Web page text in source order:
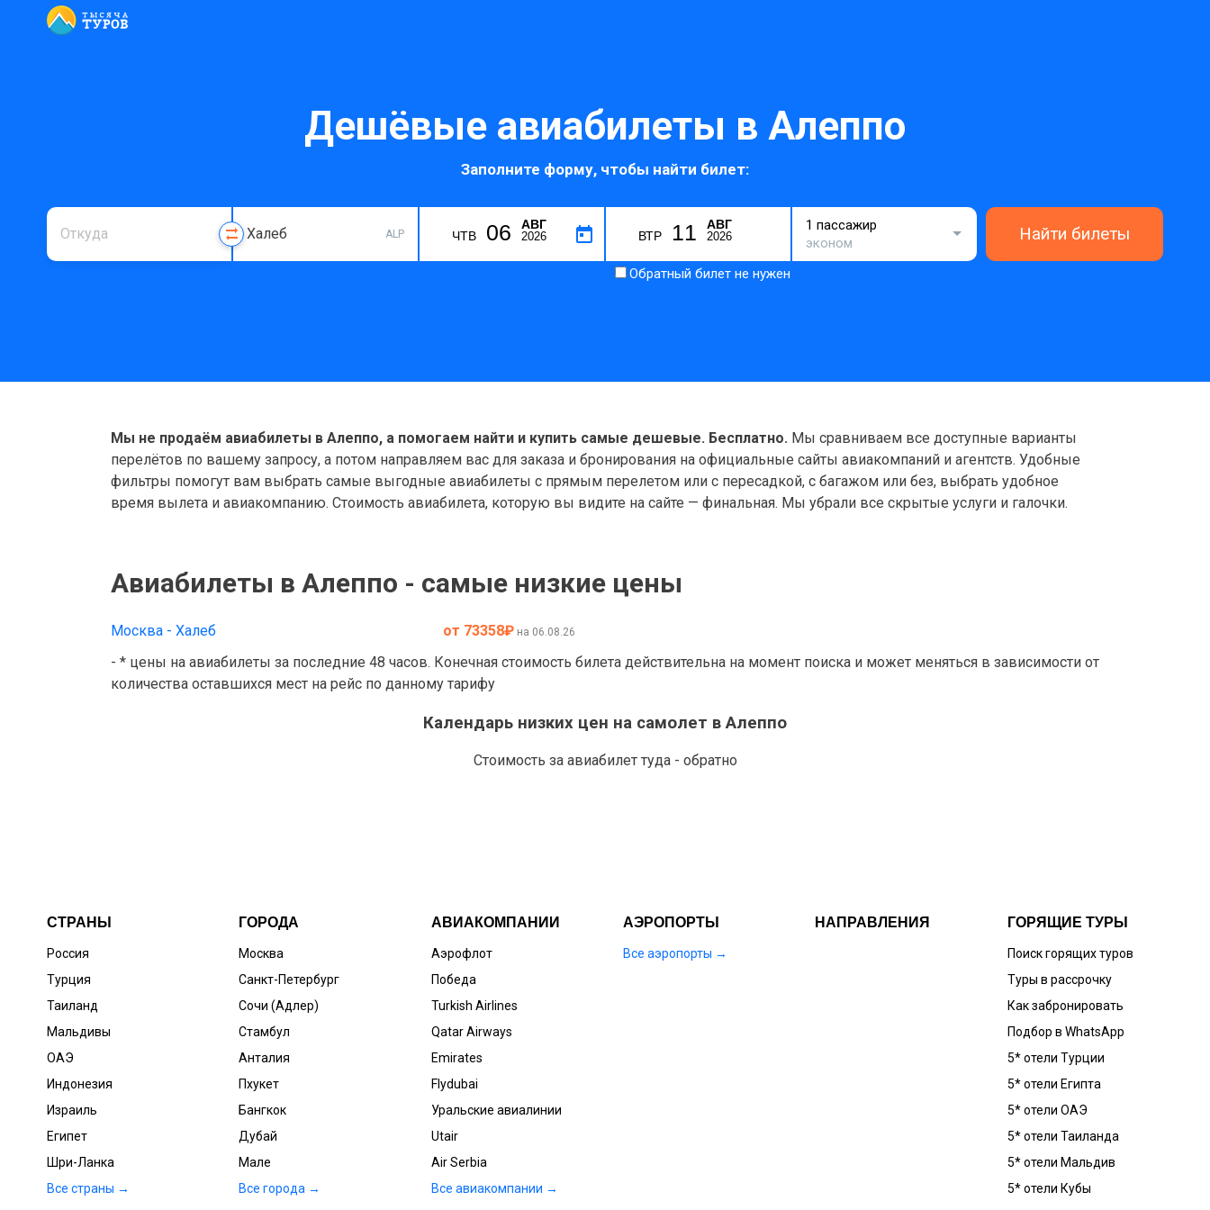
Дешёвые авиабилеты в Алеппо
Заполните форму, чтобы найти билет:
ALP ЧТВ 06 АВГ
2026 ВТР 11 АВГ
2026
1 пассажир
эконом
Найти билеты
Обратный билет не нужен
Мы не продаём авиабилеты в Алеппо, а помогаем найти и купить самые дешевые. Бесплатно. Мы сравниваем все доступные варианты
перелётов по вашему запросу, а потом направляем вас для заказа и бронирования на официальные сайты авиакомпаний и агентств. Удобные
фильтры помогут вам выбрать самые выгодные авиабилеты с прямым перелетом или с пересадкой, с багажом или без, выбрать удобное
время вылета и авиакомпанию. Стоимость авиабилета, которую вы видите на сайте — финальная. Мы убрали все скрытые услуги и галочки.
Авиабилеты в Алеппо - самые низкие цены
Москва - Халеб от 73358₽ на 06.08.26
- * цены на авиабилеты за последние 48 часов. Конечная стоимость билета действительна на момент поиска и может меняться в зависимости от
количества оставшихся мест на рейс по данному тарифу
Календарь низких цен на самолет в Алеппо
Стоимость за авиабилет туда - обратно
СТРАНЫ
Россия
Турция
Таиланд
Мальдивы
ОАЭ
Индонезия
Израиль
Египет
Шри-Ланка
Все страны →
ГОРОДА
Москва
Санкт-Петербург
Сочи (Адлер)
Стамбул
Анталия
Пхукет
Бангкок
Дубай
Мале
Все города →
АВИАКОМПАНИИ
Аэрофлот
Победа
Turkish Airlines
Qatar Airways
Emirates
Flydubai
Уральские авиалинии
Utair
Air Serbia
Все авиакомпании →
АЭРОПОРТЫ
Все аэропорты →
НАПРАВЛЕНИЯ ГОРЯЩИЕ ТУРЫ
Поиск горящих туров
Туры в рассрочку
Как забронировать
Подбор в WhatsApp
5* отели Турции
5* отели Египта
5* отели ОАЭ
5* отели Таиланда
5* отели Мальдив
5* отели Кубы